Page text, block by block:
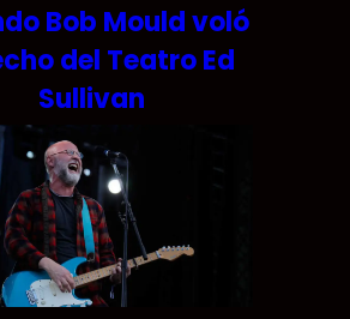
Bob Mould voló
del Teatro Ed
Sullivan